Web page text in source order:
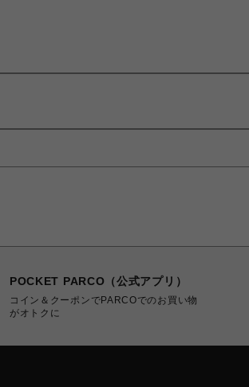
POCKET PARCO（公式アプリ）
コイン＆クーポンでPARCOでのお買い物
がオトクに